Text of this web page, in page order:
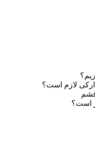
لازم است؟
است؟